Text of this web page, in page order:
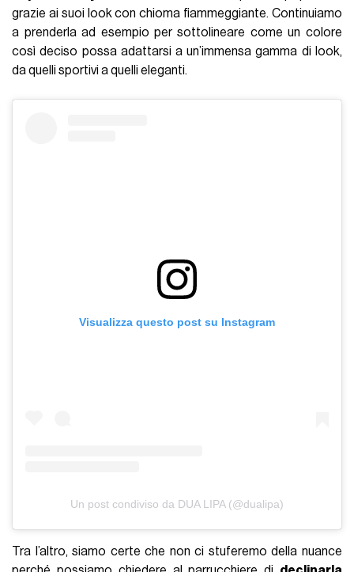
grazie ai suoi look con chioma fiammeggiante. Continuiamo
a prenderla ad esempio per sottolineare come un colore
così deciso possa adattarsi a un’immensa gamma di look,
da quelli sportivi a quelli eleganti.
Visualizza questo post su Instagram
Un post condiviso da DUA LIPA (@dualipa)
Tra l’altro, siamo certe che non ci stuferemo della nuance